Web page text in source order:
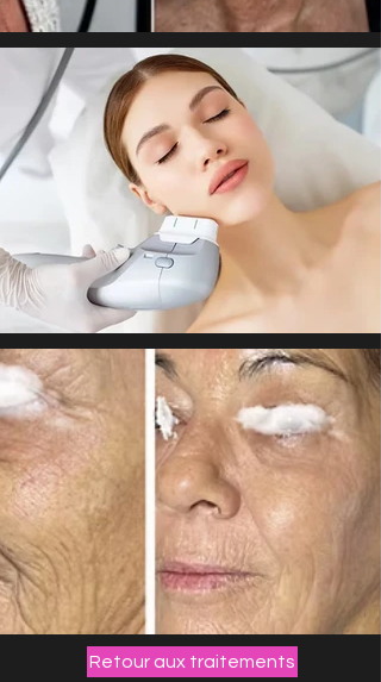
Retour aux traitements